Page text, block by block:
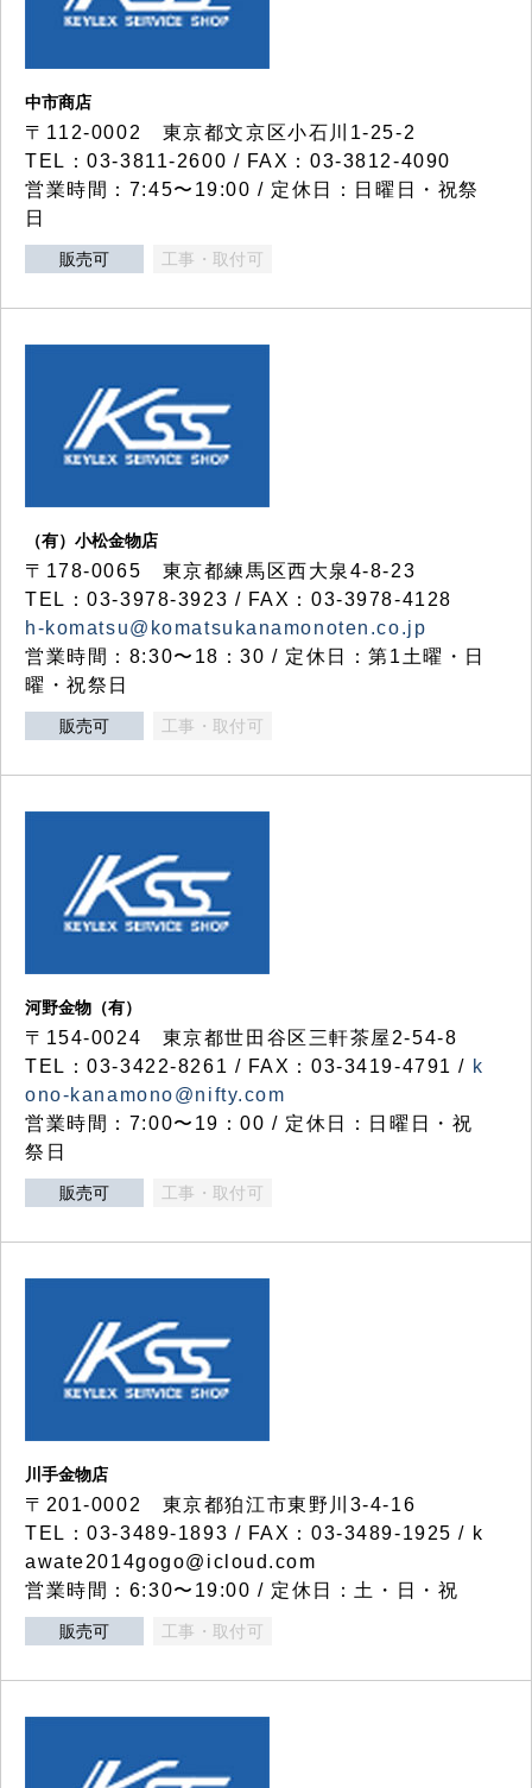
中市商店
〒112-0002 東京都文京区小石川1-25-2
TEL：03-3811-2600 / FAX：03-3812-4090
営業時間：7:45〜19:00 / 定休日：日曜日・祝祭
日
販売可 工事・取付可
（有）小松金物店
〒178-0065 東京都練馬区西大泉4-8-23
TEL：03-3978-3923 / FAX：03-3978-4128
h-komatsu@komatsukanamonoten.co.jp
営業時間：8:30〜18：30 / 定休日：第1土曜・日
曜・祝祭日
販売可 工事・取付可
河野金物（有）
〒154-0024 東京都世田谷区三軒茶屋2-54-8
TEL：03-3422-8261 / FAX：03-3419-4791 / k
ono-kanamono@nifty.com
営業時間：7:00〜19：00 / 定休日：日曜日・祝
祭日
販売可 工事・取付可
川手金物店
〒201-0002 東京都狛江市東野川3-4-16
TEL：03-3489-1893 / FAX：03-3489-1925 / k
awate2014gogo@icloud.com
営業時間：6:30〜19:00 / 定休日：土・日・祝
販売可 工事・取付可